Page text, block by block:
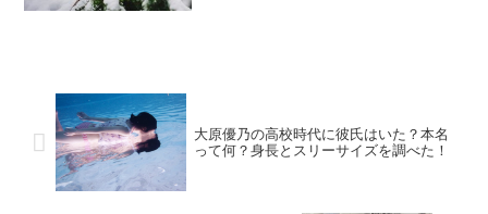
大原優乃の高校時代に彼氏はいた？本名
って何？身長とスリーサイズを調べた！